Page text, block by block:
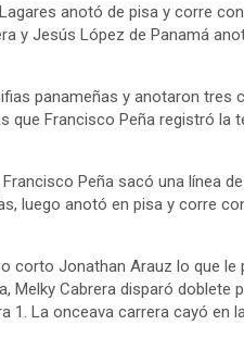
anotó de pisa y corre
y Jesús López de Panamá
panameñas y anotaron tres
que Francisco Peña registró la
Peña sacó una línea
luego anotó en pisa y corre
corto Jonathan Arauz lo que le
Melky Cabrera disparó doblete
1. La onceava carrera cayó en